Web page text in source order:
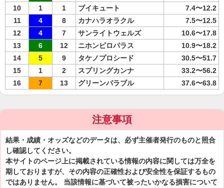
10
1 1 ブイキュート
7.4〜12.2
11
4 8 カナハラオラクル
7.5〜12.5
12
4 7 サンライトウェルズ
10.6〜17.8
13
6 12 ニホンピロパラス
10.9〜18.2
14
5 9 タケノプロシード
30.5〜51.7
15
1 2 スプリングカンナ
33.2〜56.2
16
7 13 グリーンパラブル 37.6〜63.8
注意事項
結果・成績・オッズなどのデータは、必ず主催者発行のものと照合
し確認してください。
本サイトのページ上に掲載されている情報の内容に関しては万全を
期しておりますが、その内容の正確性および安全性を保証するもの
ではありません。 当該情報に基づいて被ったいかなる損害について